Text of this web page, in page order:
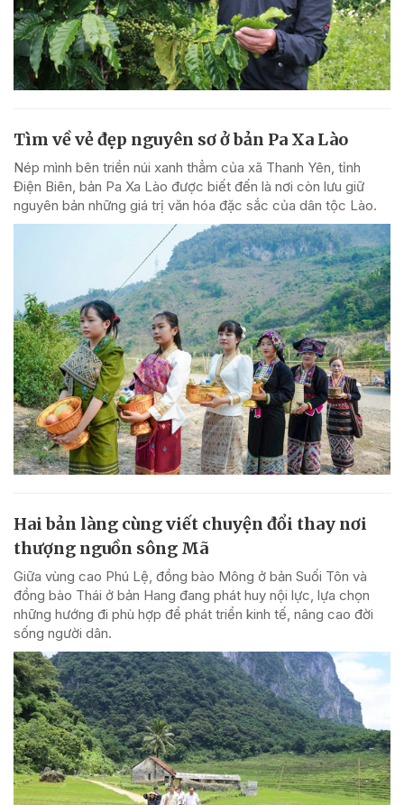
Tìm về vẻ đẹp nguyên sơ ở bản Pa Xa Lào
Nép mình bên triền núi xanh thẳm của xã Thanh Yên, tỉnh
Điện Biên, bản Pa Xa Lào được biết đến là nơi còn lưu giữ
nguyên bản những giá trị văn hóa đặc sắc của dân tộc Lào.
Hai bản làng cùng viết chuyện đổi thay nơi
thượng nguồn sông Mã
Giữa vùng cao Phú Lệ, đồng bào Mông ở bản Suối Tôn và
đồng bào Thái ở bản Hang đang phát huy nội lực, lựa chọn
những hướng đi phù hợp để phát triển kinh tế, nâng cao đời
sống người dân.